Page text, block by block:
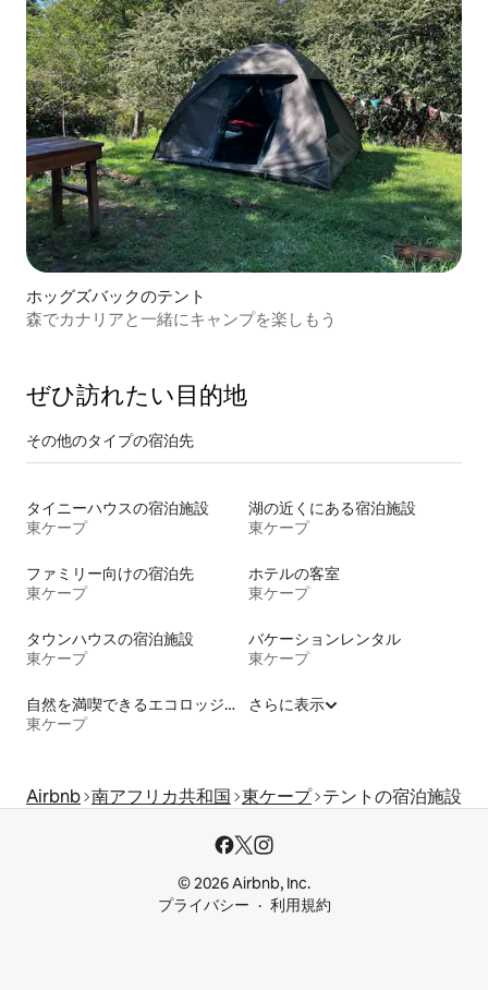
ホッグズバックのテント
森でカナリアと一緒にキャンプを楽しもう
ぜひ訪⁠れ⁠た⁠い目⁠的⁠地
その他のタ⁠イ⁠プ⁠の宿⁠泊⁠先
タイニーハウスの宿泊施設
東ケープ
湖の近くにある宿泊施設
東ケープ
ファミリー向けの宿泊先
東ケープ
ホテルの客室
東ケープ
タウンハウスの宿泊施設
東ケープ
バケーションレンタル
東ケープ
自然を満喫できるエコロッジの宿泊施設
東ケープ
さらに表示
Airbnb 南アフリカ共和国 東ケープ テントの宿泊施設
© 2026 Airbnb, Inc.
プライバシー
利用規約